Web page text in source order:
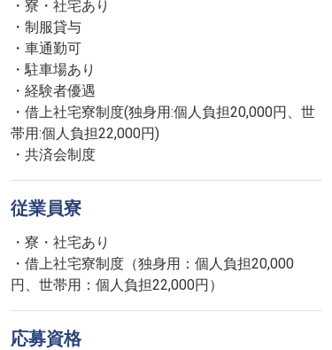
・寮・社宅あり
・制服貸与
・車通勤可
・駐車場あり
・経験者優遇
・借上社宅寮制度(独身用:個人負担20,000円、世
帯用:個人負担22,000円)
・共済会制度
従業員寮
・寮・社宅あり
・借上社宅寮制度（独身用：個人負担20,000
円、世帯用：個人負担22,000円）
応募資格